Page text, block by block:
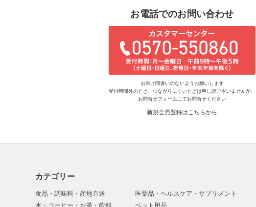
お電話でのお問い合わせ
お掛け間違いのないようお願いします
受付時間外のとき、つながりにくいときは申し訳ございませんが、
お問合せフォームにてお問合せください
新規会員登録はこちらから
カテゴリー
食品・調味料・産地直送
水・コーヒー・お茶・飲料
医薬品・ヘルスケア・サプリメント
ペット用品